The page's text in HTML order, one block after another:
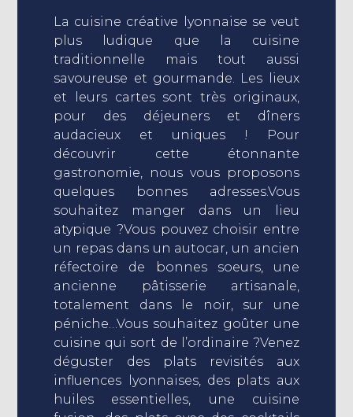
La cuisine créative lyonnaise se veut
plus ludique que la cuisine
traditionnelle mais tout aussi
savoureuse et gourmande. Les lieux
et leurs cartes sont très originaux,
pour des déjeuners et dîners
audacieux et uniques ! Pour
découvrir cette étonnante
gastronomie, nous vous proposons
quelques bonnes adresses.Vous
souhaitez manger dans un lieu
atypique ?Vous pouvez choisir entre
un repas dans un autocar, un ancien
réfectoire de bonnes soeurs, une
ancienne pâtisserie artisanale,
totalement dans le noir, sur une
péniche…Vous souhaitez goûter une
cuisine qui sort de l’ordinaire ?Venez
déguster des plats revisités aux
influences lyonnaises, des plats aux
huiles essentielles, une cuisine